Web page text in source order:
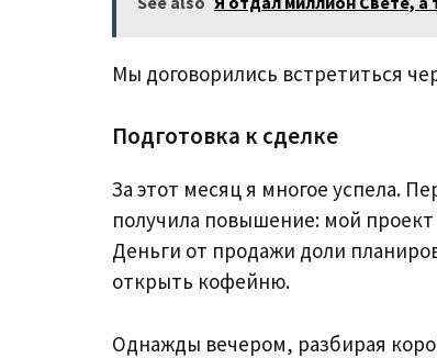
Мы договорились встретиться
Подготовка к сделке
За этот месяц я многое успела.
получила повышение: мой
Деньги от продажи доли
открыть кофейню.
Однажды вечером, разбирая